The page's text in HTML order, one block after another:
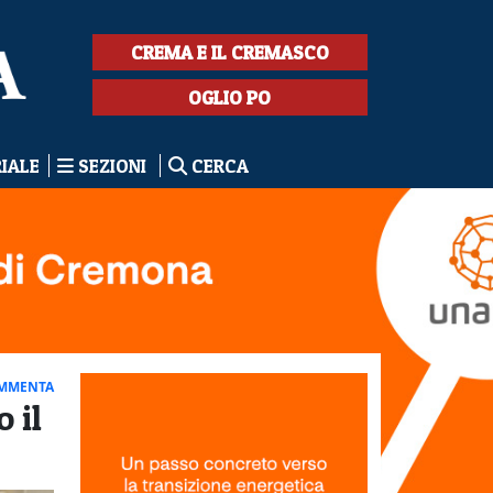
CREMA E IL CREMASCO
OGLIO PO
SEZIONI CERCA
il